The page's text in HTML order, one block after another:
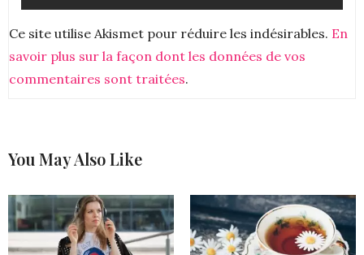
Ce site utilise Akismet pour réduire les indésirables. En
savoir plus sur la façon dont les données de vos
commentaires sont traitées.
You May Also Like